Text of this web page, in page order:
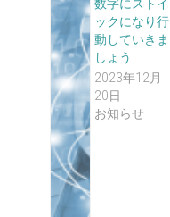
数字にストイ
ックになり行
動していきま
しょう
2023年12月
20日
お知らせ